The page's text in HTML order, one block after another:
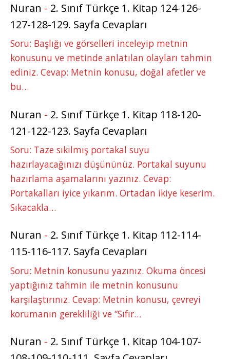
Nuran - 2. Sınıf Türkçe 1. Kitap 124-126-
127-128-129. Sayfa Cevapları
Soru: Başlığı ve görselleri inceleyip metnin
konusunu ve metinde anlatılan olayları tahmin
ediniz. Cevap: Metnin konusu, doğal afetler ve
bu…
Nuran - 2. Sınıf Türkçe 1. Kitap 118-120-
121-122-123. Sayfa Cevapları
Soru: Taze sıkılmış portakal suyu
hazırlayacağınızı düşününüz. Portakal suyunu
hazırlama aşamalarını yazınız. Cevap:
Portakalları iyice yıkarım. Ortadan ikiye keserim.
Sıkacakla…
Nuran - 2. Sınıf Türkçe 1. Kitap 112-114-
115-116-117. Sayfa Cevapları
Soru: Metnin konusunu yazınız. Okuma öncesi
yaptığınız tahmin ile metnin konusunu
karşılaştırınız. Cevap: Metnin konusu, çevreyi
korumanın gerekliliği ve “Sıfır…
Nuran - 2. Sınıf Türkçe 1. Kitap 104-107-